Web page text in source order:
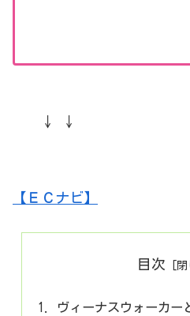
↓ ↓
【ＥＣナビ】
目次
ヴィーナスウォーカー